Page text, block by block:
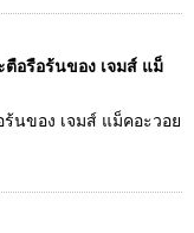
ตือรือร้นของ เจมส์ แม็
นของ เจมส์ แม็คอะวอย